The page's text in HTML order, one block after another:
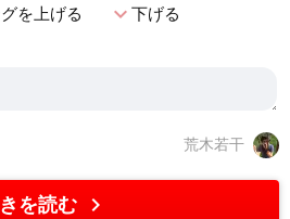
を上げる expand_more下げる
荒木若干
を読む chevron_right